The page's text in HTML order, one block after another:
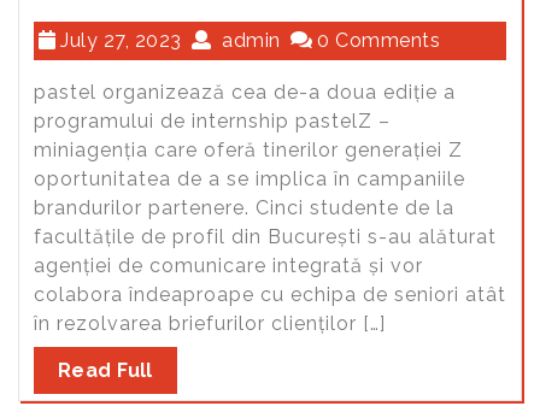
July 27, 2023 admin 0 Comments
pastel organizează cea de-a doua ediție a
programului de internship pastelZ –
miniagenția care oferă tinerilor generației Z
oportunitatea de a se implica în campaniile
brandurilor partenere. Cinci studente de la
facultățile de profil din București s-au alăturat
agenției de comunicare integrată și vor
colabora îndeaproape cu echipa de seniori atât
în rezolvarea briefurilor clienților […]
Read Full